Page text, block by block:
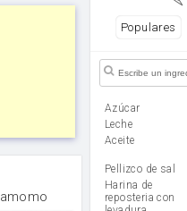
Populares
Azúcar
leche
aceite
Pellizco de sal
Harina de
reposteria con